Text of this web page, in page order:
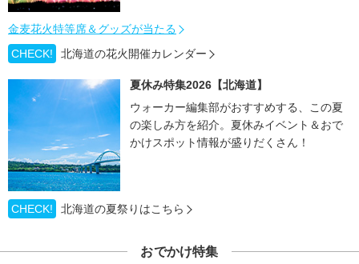
金麦花火特等席＆グッズが当たる
CHECK!
北海道の花火開催カレンダー
夏休み特集2026【北海道】
ウォーカー編集部がおすすめする、この夏
の楽しみ方を紹介。夏休みイベント＆おで
かけスポット情報が盛りだくさん！
CHECK! 北海道の夏祭りはこちら
おでかけ特集